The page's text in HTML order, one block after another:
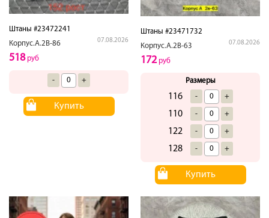
Штаны #23472241
Корпус.А.2В-86
07.08.2026
518руб
- +
Купить
Штаны #23471732
Корпус.А.2В-63
07.08.2026
172руб
Размеры
116 - +
110 - +
122 - +
128 - +
Купить